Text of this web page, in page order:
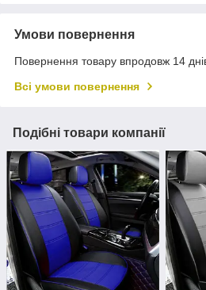
Умови повернення
Повернення товару впродовж 14
Всі умови повернення
Подібні товари компанії